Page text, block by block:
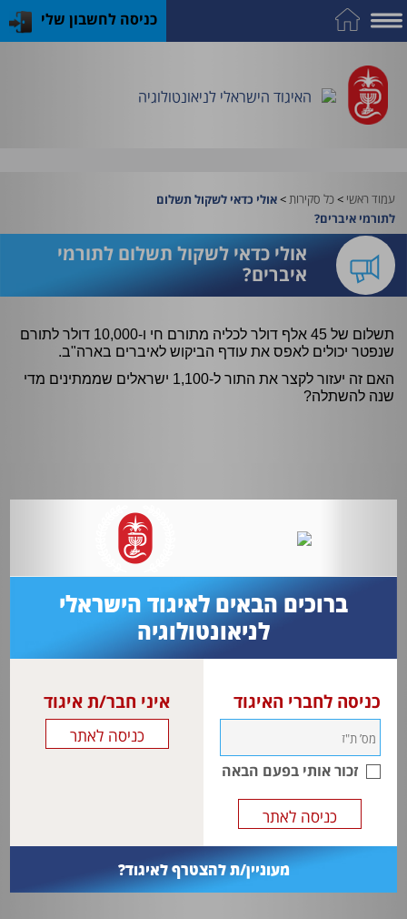
כניסה לחשבון שלי
האיגוד הישראלי לניאונטולוגיה
על
האיגוד
פרסומי
האיגוד
התמחות
במקצוע
כח
אדם
וציוד
כלים
שימושיים
כנס
האיגוד
עמוד ראשי>כל סקירות>אולי כדאי לשקול תשלום
לתורמי איברים?
אולי כדאי לשקול תשלום לתורמי
איברים?
תשלום של 45 אלף דולר לכליה מתורם חי ו-10,000 דולר לתורם
שנפטר יכולים לאפס את עודף הביקוש לאיברים בארה"ב.
האם זה יעזור לקצר את התור ל-1,100 ישראלים שממתינים מדי
שנה להשתלה?
ברוכים הבאים לאיגוד הישראלי
לניאונטולוגיה
כניסה לחברי האיגוד
זכור אותי בפעם הבאה
איני חבר/ת איגוד
מעוניין/ת להצטרף לאיגוד?